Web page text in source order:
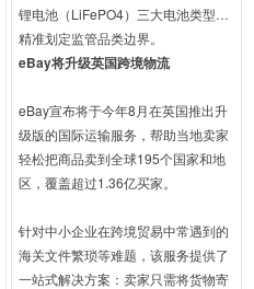
锂电池（LiFePO4）三大电池类型，
精准划定监管品类边界。
eBay将升级英国跨境物流
eBay宣布将于今年8月在英国推出升
级版的国际运输服务，帮助当地卖家
轻松把商品卖到全球195个国家和地
区，覆盖超过1.36亿买家。
针对中小企业在跨境贸易中常遇到的
海关文件繁琐等难题，该服务提供了
一站式解决方案：卖家只需将货物寄